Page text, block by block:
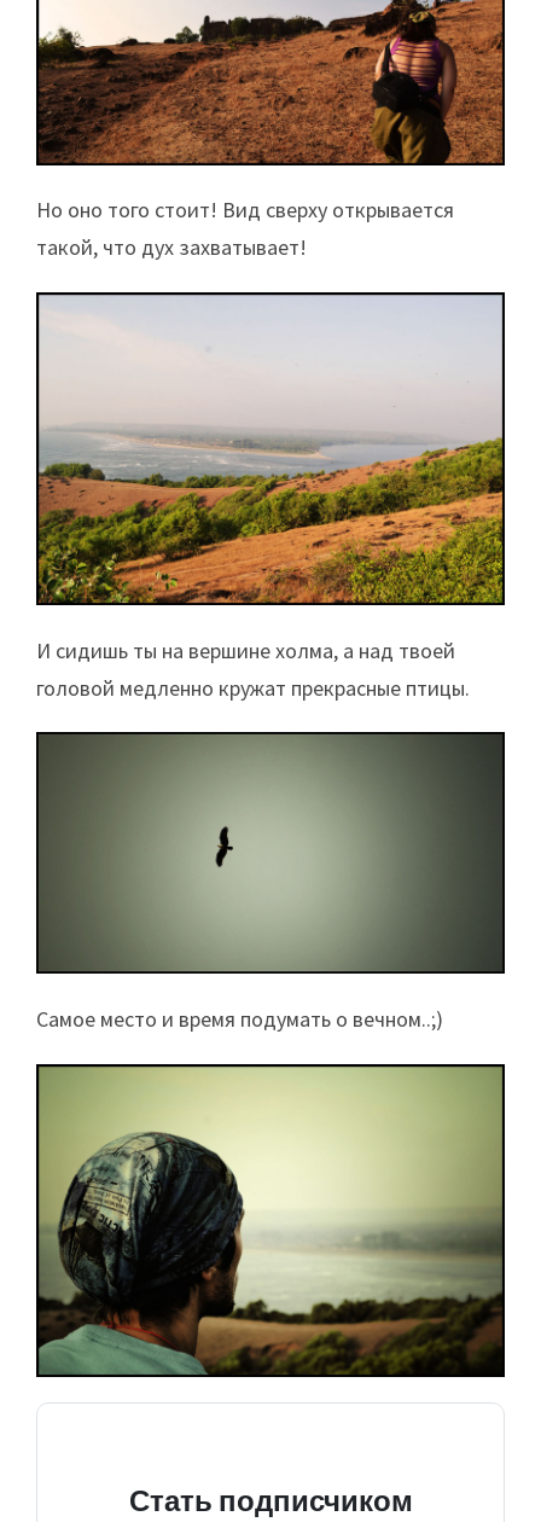
Но оно того стоит! Вид сверху открывается
такой, что дух захватывает!
И сидишь ты на вершине холма, а над твоей
головой медленно кружат прекрасные птицы.
Самое место и время подумать о вечном..;)
Стать подписчиком